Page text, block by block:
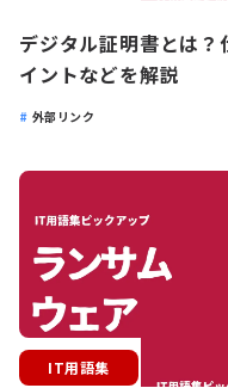
デジタル証明書とは
イントなどを解説
外部リンク
IT用語集